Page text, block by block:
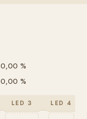
0,00 %
0,00 %
LED 3 LED 4